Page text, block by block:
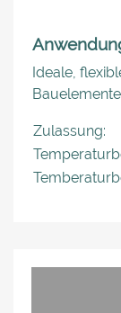
Ideale,
Zulassung: